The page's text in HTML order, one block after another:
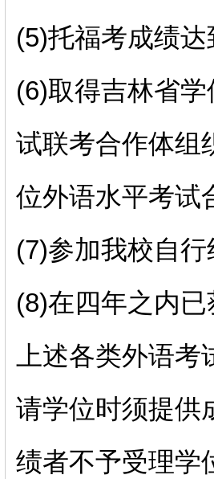
(5)托福考成绩
(6)取得吉林省
试联考合作体组
位外语水平考试
(7)参加我校自
(8)在四年之内
上述各类外语
请学位时须提供
绩者不予受理学